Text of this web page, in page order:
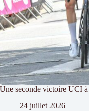
Une seconde victoire UCI
24 juillet 2026